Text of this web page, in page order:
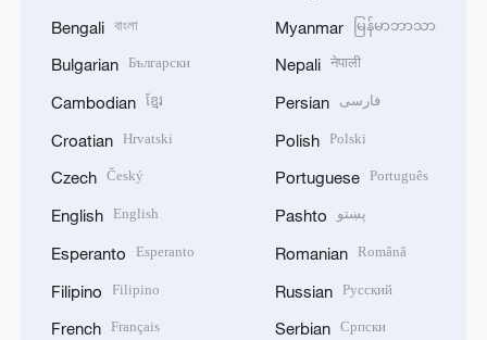
Bengali বাংলা
Bulgarian Български
Cambodian ខ្មែរ
Croatian Hrvatski
Czech Český
English English
Esperanto Esperanto
Filipino Filipino
French Français
Myanmar မြန်မာဘာသာ
Nepali नेपाली
Persian فارسی
Polish Polski
Portuguese Português
Pashto پښتو
Romanian Română
Russian Русский
Serbian Српски